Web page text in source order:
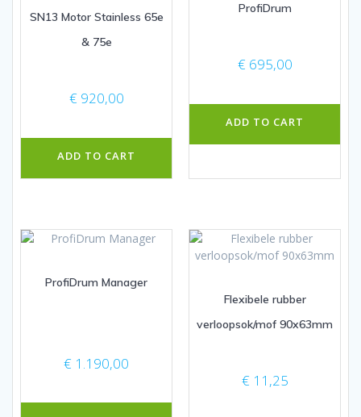
SN13 Motor Stainless 65e
& 75e
€ 920,00
ADD TO CART
ProfiDrum
€ 695,00
ADD TO CART
ProfiDrum Manager
€ 1.190,00
Flexibele rubber
verloopsok/mof 90x63mm
€ 11,25